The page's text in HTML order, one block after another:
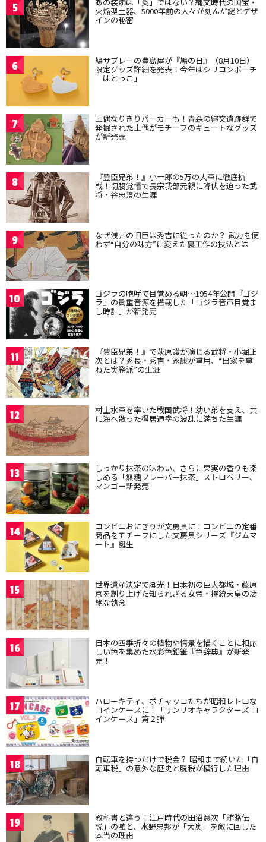
5 あの装飾は「炎」ではない？縄文時代の国宝・
火焔型土器、5000年前の人々が刻んだ謎とデザ
インの秘密
6 鳩サブレーの豊島屋が『鳩の日』（8月10日）
限定グッズ詳細を発表！今年はシリコンポーチ
「はとっこ」
7 土偶なりきりパーカーも！青森の縄文遺跡群で
発掘された土偶がモチーフのキュートなグッズ
が新発売
8 『豊臣兄弟！』小一郎の5万の大軍に徹底抗
戦！切腹覚悟で長宗我部元親に降伏を迫った武
将・谷忠澄の生涯
9 なぜ浅井の旧臣は秀吉に従ったのか？ 武力を使
わず“自分の味方”に変えた裏工作の技法とは
10 ゴジラの咆哮で目覚める朝…1954年公開『ゴジ
ラ』の貴重音源を搭載した「ゴジラ音声目覚ま
し時計」が新発売
11 『豊臣兄弟！』で萩原護が演じる武将・小堀正
次とは？秀長・秀吉・家康が重用、“出家を重
ねた実務派”の生涯
12 村上水軍を率いた戦国武将！幼い弟を支え、共
に海へ散った得居通幸の波乱に満ちた生涯
13 しっかり抹茶の味わい、さらに果実の香りも楽
しめる「無糖フレーバー抹茶」ストロベリー、
マンゴー新発売
14 コンビニおにぎりが文房具に！コンビニの定番
商品をモチーフにした文房具シリーズ『ジムマ
ート』誕生
15 世界遺産決定で脚光！日本初の巨大都城・藤原
京を創り上げた知られざる女帝・持統天皇の凄
絶な執念
16 日本の四季折々の植物や情景を描くことに相応
しい色を集めた水彩色鉛筆『色辞典』が新発
売！
17 ハローキティ、ポチャッコたちが昭和レトロな
コインケースに！「サンリオキャラクターズ コ
インケース」第２弾
18 自転車を持つだけで税金？ 昭和まで続いた「自
転車税」の意外な歴史と脱税が横行した理由
19 教科書と違う！江戸時代の田沼意次「賄賂伝
説」の嘘と、水野忠邦が「大奥」を敵に回した
本当の理由